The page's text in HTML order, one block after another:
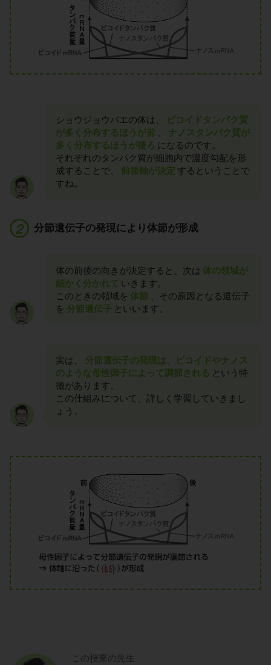
ショウジョウバエの体は、
ビコイドタンパク質
が多く分布するほうが前
ナノスタンパク質が
多く分布するほうが後ろ になるのです。
それぞれのタンパク質が細胞内で濃度勾配を形
成することで、
前後軸が決定 するということで
すね。
分節遺伝子の発現により体節が形成
体の前後の向きが決定すると、次は 体の領域が
細かく分かれて いきます。
このときの領域を 体節
、その原因となる遺伝子
を 分節遺伝子 といいます。
実は、
分節遺伝子の発現は、ビコイドやナノス
のような母性因子によって調節される という特
徴があります。
この仕組みについて、詳しく学習していきまし
ょう。
この授業の先生